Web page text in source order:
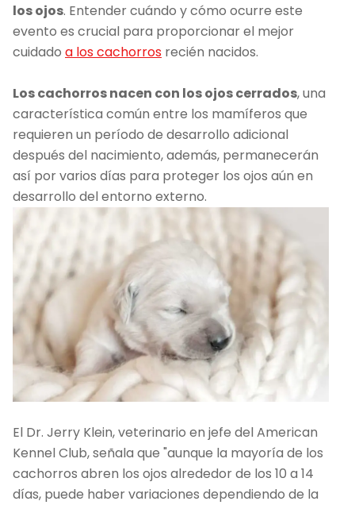
los ojos. Entender cuándo y cómo ocurre este
evento es crucial para proporcionar el mejor
cuidado a los cachorros recién nacidos.
Los cachorros nacen con los ojos cerrados, una
característica común entre los mamíferos que
requieren un período de desarrollo adicional
después del nacimiento, además, permanecerán
así por varios días para proteger los ojos aún en
desarrollo del entorno externo.
El Dr. Jerry Klein, veterinario en jefe del American
Kennel Club, señala que "aunque la mayoría de los
cachorros abren los ojos alrededor de los 10 a 14
días, puede haber variaciones dependiendo de la